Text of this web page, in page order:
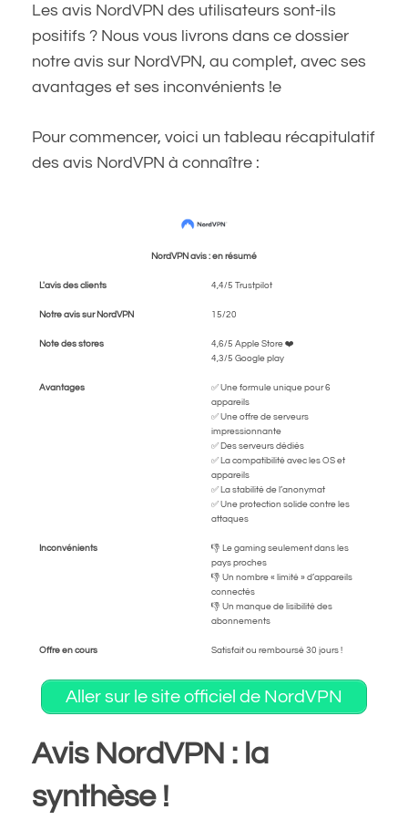
Les avis NordVPN des utilisateurs sont-ils
positifs ? Nous vous livrons dans ce dossier
notre avis sur NordVPN, au complet, avec ses
avantages et ses inconvénients !e
Pour commencer, voici un tableau récapitulatif
des avis NordVPN à connaître :
NordVPN avis : en résumé
L'avis des clients 4,4/5 Trustpilot
Notre avis sur NordVPN 15/20
Note des stores
4,6/5 Apple Store ❤️
4,3/5 Google play
Avantages
✅ Une formule unique pour 6
appareils
✅ Une offre de serveurs
impressionnante
✅ Des serveurs dédiés
✅ La compatibilité avec les OS et
appareils
✅ La stabilité de l’anonymat
✅ Une protection solide contre les
attaques
Inconvénients
👎 Le gaming seulement dans les
pays proches
👎 Un nombre « limité » d’appareils
connectés
👎 Un manque de lisibilité des
abonnements
Offre en cours Satisfait ou remboursé 30 jours !
Aller sur le site officiel de NordVPN
Avis NordVPN : la
synthèse !